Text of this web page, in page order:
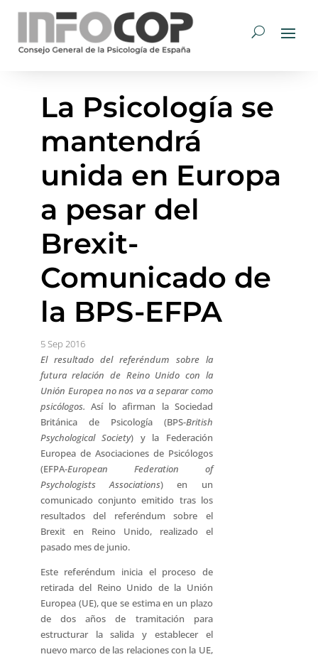
La Psicología se
mantendrá
unida en Europa
a pesar del
Brexit-
Comunicado de
la BPS-EFPA
5 Sep 2016
El resultado del referéndum sobre la
futura relación de Reino Unido con la
Unión Europea no nos va a separar como
psicólogos. Así lo afirman la Sociedad
Británica de Psicología (BPS-British
Psychological Society) y la Federación
Europea de Asociaciones de Psicólogos
(EFPA-European Federation of
Psychologists Associations) en un
comunicado conjunto emitido tras los
resultados del referéndum sobre el
Brexit en Reino Unido, realizado el
pasado mes de junio.
Este referéndum inicia el proceso de
retirada del Reino Unido de la Unión
Europea (UE), que se estima en un plazo
de dos años de tramitación para
estructurar la salida y establecer el
nuevo marco de las relaciones con la UE,